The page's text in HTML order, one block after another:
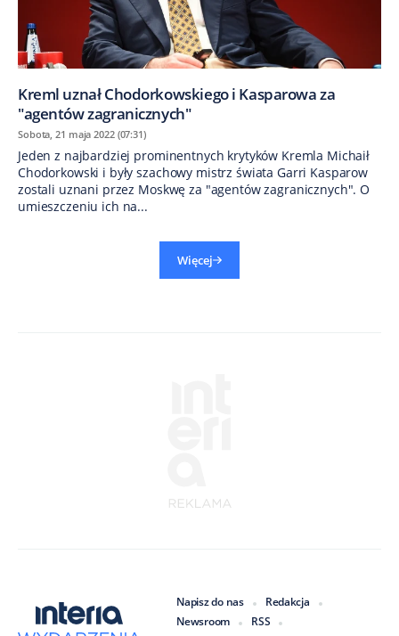
Kreml uznał Chodorkowskiego i Kasparowa za
"agentów zagranicznych"
Sobota, 21 maja 2022 (07:31)
Jeden z najbardziej prominentnych krytyków Kremla Michaił
Chodorkowski i były szachowy mistrz świata Garri Kasparow
zostali uznani przez Moskwę za "agentów zagranicznych". O
umieszczeniu ich na...
Więcej
Napisz do nas
Redakcja
Newsroom
RSS